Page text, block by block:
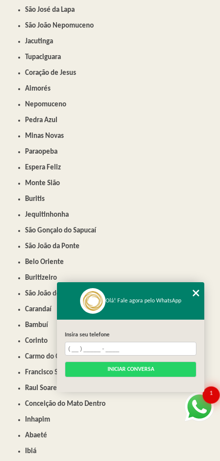
São José da Lapa
São João Nepomuceno
Jacutinga
Tupaciguara
Coração de Jesus
Aimorés
Nepomuceno
Pedra Azul
Minas Novas
Paraopeba
Espera Feliz
Monte Sião
Buritis
Jequitinhonha
São Gonçalo do Sapucaí
São João da Ponte
Belo Oriente
Buritizeiro
São João do Paraíso
Carandaí
Bambuí
Corinto
Carmo do Cajuru
Francisco Sá
Raul Soares
Conceição do Mato Dentro
Inhapim
Abaeté
Ibiá
1
Olá! Fale agora pelo WhatsApp
Insira seu telefone
INICIAR CONVERSA